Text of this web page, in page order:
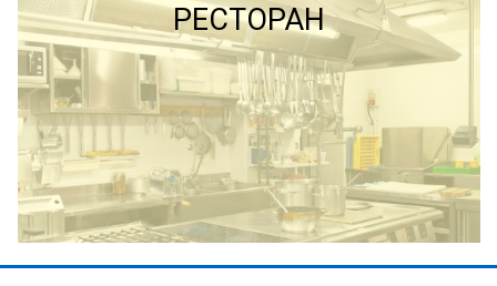
ПОДРОБНЕЕ
РЕСТОРАН